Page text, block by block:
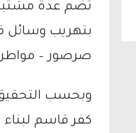
تضم عدة
بتهريب وسائل
صرصور –
وبحسب
كفر قاسم